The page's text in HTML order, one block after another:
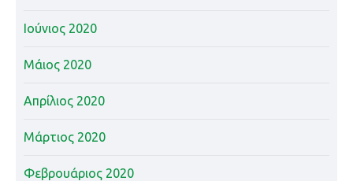
Ιούνιος 2020
Μάιος 2020
Απρίλιος 2020
Μάρτιος 2020
Φεβρουάριος 2020